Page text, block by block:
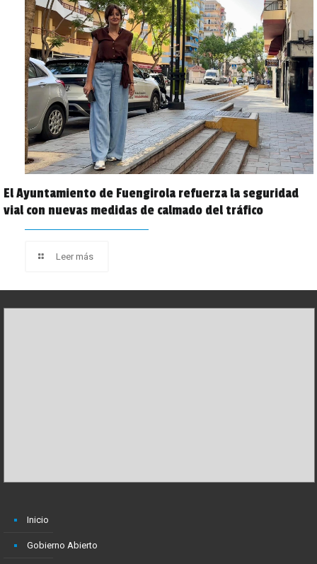
El Ayuntamiento de Fuengirola refuerza la seguridad
vial con nuevas medidas de calmado del tráfico
Leer más
Inicio
Gobierno Abierto